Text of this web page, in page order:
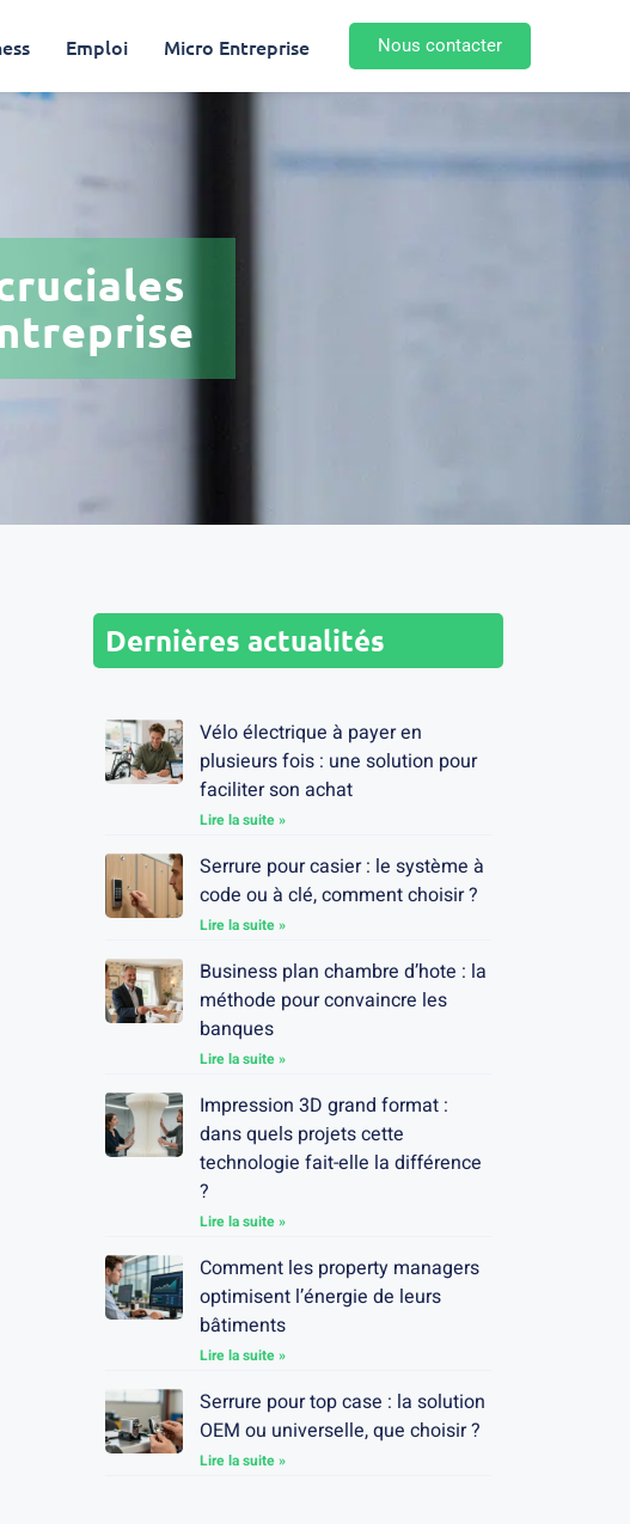
Emploi Micro Entreprise Nous contacter
Dernières actualités
Vélo électrique à payer en
plusieurs fois : une solution pour
faciliter son achat
Lire la suite »
Serrure pour casier : le système à
code ou à clé, comment choisir ?
Lire la suite »
Business plan chambre d’hote : la
méthode pour convaincre les
banques
Lire la suite »
Impression 3D grand format :
dans quels projets cette
technologie fait-elle la différence
?
Lire la suite »
Comment les property managers
optimisent l’énergie de leurs
bâtiments
Lire la suite »
Serrure pour top case : la solution
OEM ou universelle, que choisir ?
Lire la suite »